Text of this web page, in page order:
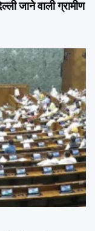
जाने वाली ग्रामीण